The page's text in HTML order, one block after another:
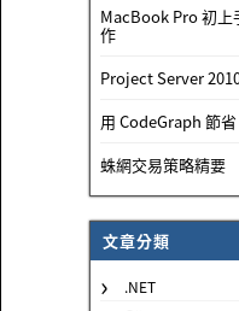
MacBook Pro 初
作
Project Server
用 CodeGraph 節省
蛛網交易策略精要
文章分類
.NET